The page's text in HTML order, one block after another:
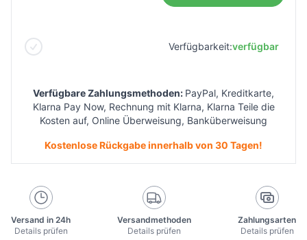
Verfügbarkeit:verfügbar
Verfügbare Zahlungsmethoden: PayPal, Kreditkarte,
Klarna Pay Now, Rechnung mit Klarna, Klarna Teile die
Kosten auf, Online Überweisung, Banküberweisung
Kostenlose Rückgabe innerhalb von 30 Tagen!
Versand in 24h
Details prüfen
Versandmethoden
Details prüfen
Zahlungsarten
Details prüfen